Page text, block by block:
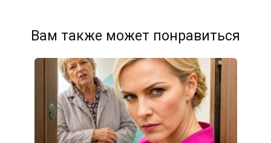
Вам также может понравиться